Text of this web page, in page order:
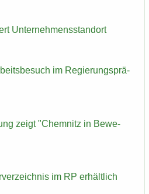
Un­ter­neh­mens­stand­ort
im Re­gie­rungs­prä­
zeigt "Chem­nitz in Be­we­
im RP er­hält­lich